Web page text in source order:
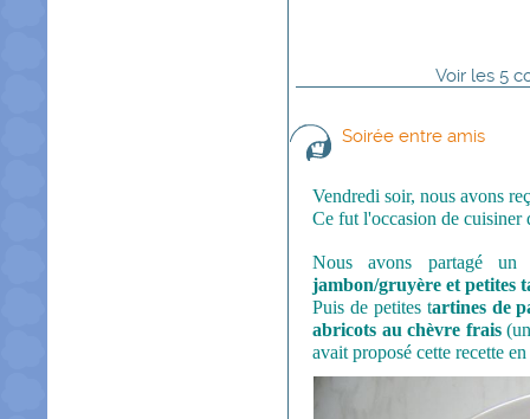
Voir les 5
Soirée entre amis
Vendredi soir, nous avons
Ce fut l'occasion de cuisiner
Nous avons partagé
jambon/gruyère et petites
Puis de petites tartines de
abricots au chèvre frais
avait proposé cette recette